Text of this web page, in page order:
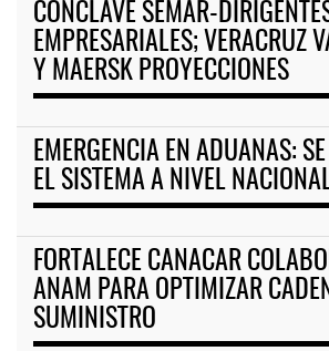
CONCLAVE SEMAR-
EMPRESARIALES; VERACRUZ
Y MAERSK PROYECCIONES
EMERGENCIA EN ADUANAS:
EL SISTEMA A NIVEL
FORTALECE CANACAR
ANAM PARA OPTIMIZAR
SUMINISTRO